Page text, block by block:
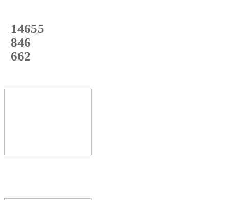
14655
с начала года
846
с начала месяца
662
с начала недели